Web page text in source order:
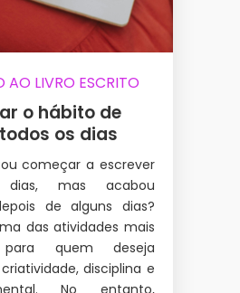
AO LIVRO ESCRITO
o hábito de
os dias
começar a escrever
mas acabou
de alguns dias?
das atividades mais
para quem deseja
disciplina e
No entanto,